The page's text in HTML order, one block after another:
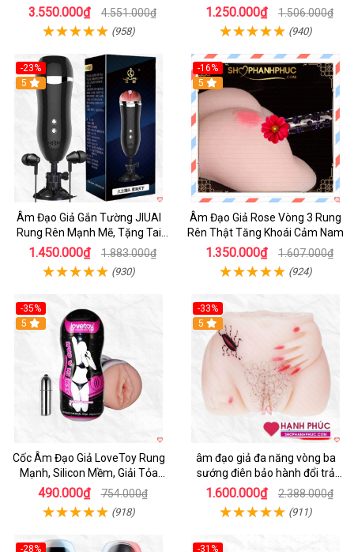
Khiển App
3.550.000₫ 4.551.000₫
(958)
1.250.000₫ 1.506.000₫
(940)
-23%
5
Âm Đạo Giả Gắn Tường JIUAI
Rung Rên Mạnh Mẽ, Tặng Tai
Nghe
1.450.000₫ 1.883.000₫
(930)
-16%
5
Âm Đạo Giả Rose Vòng 3 Rung
Rên Thật Tăng Khoái Cảm Nam
1.350.000₫ 1.607.000₫
(924)
-35%
5
Cốc Âm Đạo Giả LoveToy Rung
Mạnh, Silicon Mềm, Giải Tỏa
Sinh Lý
490.000₫ 754.000₫
(918)
-33%
5
âm đạo giả đa năng vòng ba
sướng điên bảo hành đổi trả
nhanh
1.600.000₫ 2.388.000₫
(911)
-28% -31%